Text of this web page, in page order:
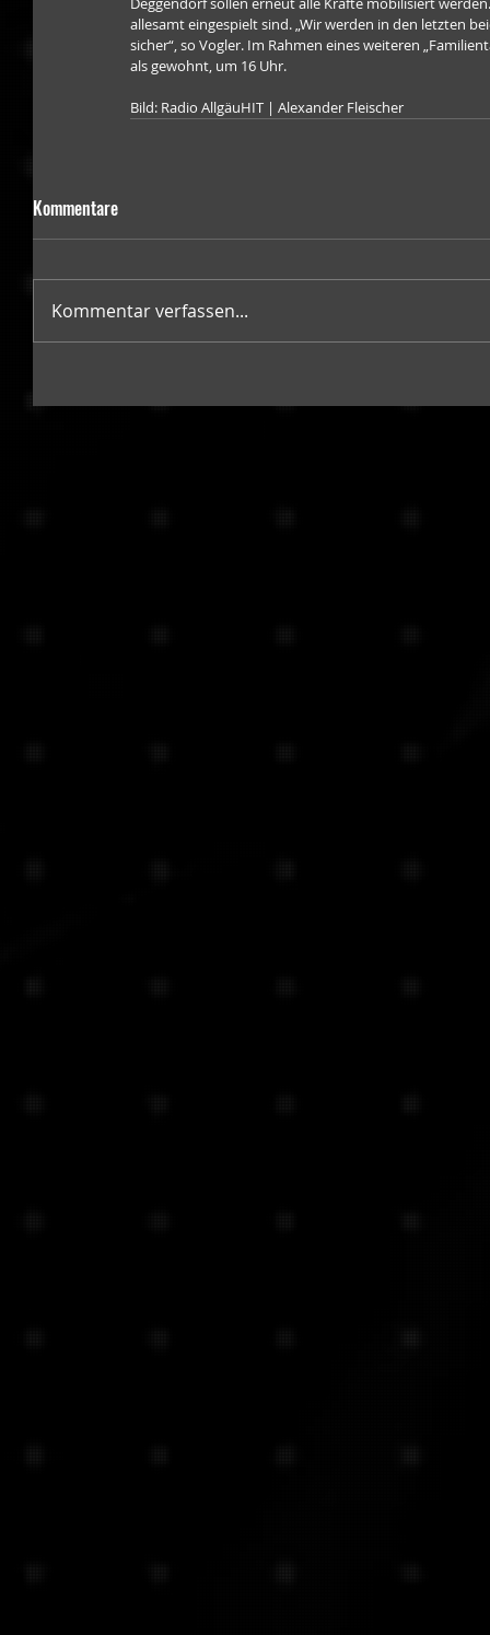
allesamt eingespielt sind. „Wir werden in den letzten
sicher“, so Vogler. Im Rahmen eines weiteren
als gewohnt, um 16 Uhr.
Bild: Radio AllgäuHIT | Alexander Fleischer
Kommentare
Kommentar verfassen...